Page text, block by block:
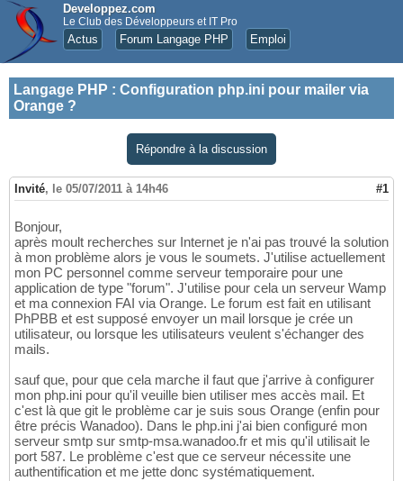
Developpez.com
Le Club des Développeurs et IT Pro
Actus Forum Langage PHP Emploi
Langage PHP : Configuration php.ini pour mailer via
Orange ?
Répondre à la discussion
Invité, le 05/07/2011 à 14h46 #1
Bonjour,
après moult recherches sur Internet je n'ai pas trouvé la solution
à mon problème alors je vous le soumets. J'utilise actuellement
mon PC personnel comme serveur temporaire pour une
application de type "forum". J'utilise pour cela un serveur Wamp
et ma connexion FAI via Orange. Le forum est fait en utilisant
PhPBB et est supposé envoyer un mail lorsque je crée un
utilisateur, ou lorsque les utilisateurs veulent s'échanger des
mails.
sauf que, pour que cela marche il faut que j'arrive à configurer
mon php.ini pour qu'il veuille bien utiliser mes accès mail. Et
c'est là que git le problème car je suis sous Orange (enfin pour
être précis Wanadoo). Dans le php.ini j'ai bien configuré mon
serveur smtp sur smtp-msa.wanadoo.fr et mis qu'il utilisait le
port 587. Le problème c'est que ce serveur nécessite une
authentification et me jette donc systématiquement.